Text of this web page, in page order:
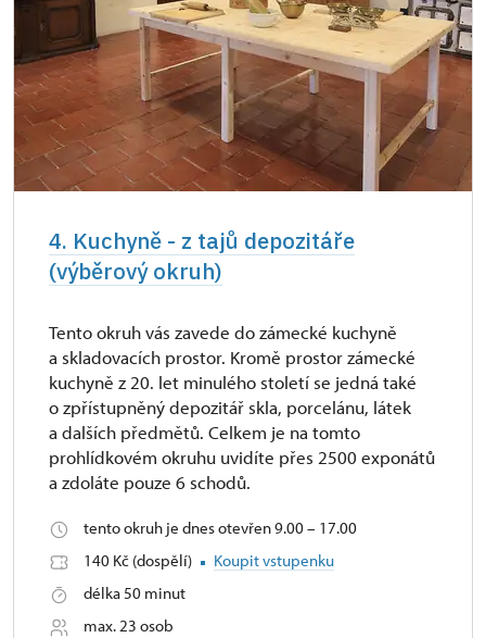
4. Kuchyně - z tajů depozitáře
(výběrový okruh)
Tento okruh vás zavede do zámecké kuchyně
a skladovacích prostor. Kromě prostor zámecké
kuchyně z 20. let minulého století se jedná také
o zpřístupněný depozitář skla, porcelánu, látek
a dalších předmětů. Celkem je na tomto
prohlídkovém okruhu uvidíte přes 2500 exponátů
a zdoláte pouze 6 schodů.
tento okruh je dnes otevřen 9.00 – 17.00
140 Kč (dospělí)
Koupit vstupenku
délka 50 minut
max. 23 osob